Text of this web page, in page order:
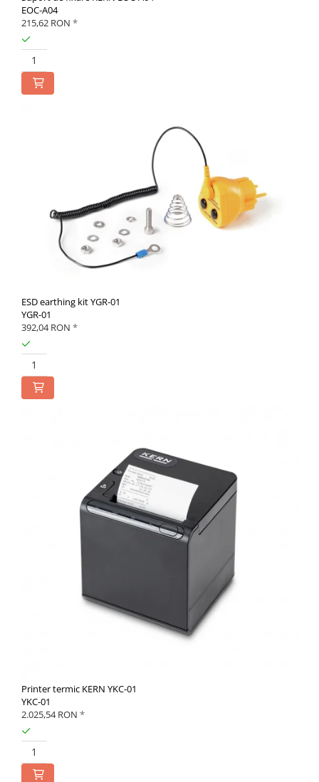
EOC-A04
215,62 RON *
ESD earthing kit YGR-01
YGR-01
392,04 RON *
Printer termic KERN YKC-01
YKC-01
2.025,54 RON *